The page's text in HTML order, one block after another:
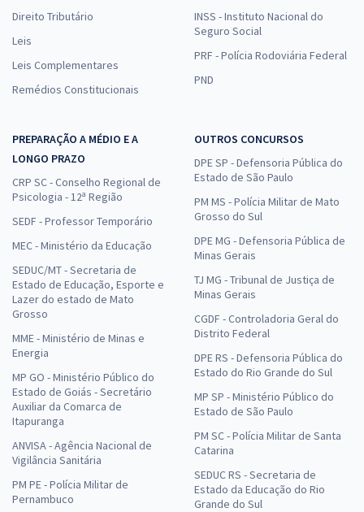
Direito Tributário
Leis
Leis Complementares
Remédios Constitucionais
INSS - Instituto Nacional do
Seguro Social
PRF - Polícia Rodoviária Federal
PND
PREPARAÇÃO A MÉDIO E A
LONGO PRAZO
CRP SC - Conselho Regional de
Psicologia - 12ª Região
SEDF - Professor Temporário
MEC - Ministério da Educação
SEDUC/MT - Secretaria de
Estado de Educação, Esporte e
Lazer do estado de Mato
Grosso
MME - Ministério de Minas e
Energia
MP GO - Ministério Público do
Estado de Goiás - Secretário
Auxiliar da Comarca de
Itapuranga
ANVISA - Agência Nacional de
Vigilância Sanitária
PM PE - Polícia Militar de
Pernambuco
OUTROS CONCURSOS
DPE SP - Defensoria Pública do
Estado de São Paulo
PM MS - Polícia Militar de Mato
Grosso do Sul
DPE MG - Defensoria Pública de
Minas Gerais
TJ MG - Tribunal de Justiça de
Minas Gerais
CGDF - Controladoria Geral do
Distrito Federal
DPE RS - Defensoria Pública do
Estado do Rio Grande do Sul
MP SP - Ministério Público do
Estado de São Paulo
PM SC - Polícia Militar de Santa
Catarina
SEDUC RS - Secretaria de
Estado da Educação do Rio
Grande do Sul